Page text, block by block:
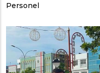
Personel